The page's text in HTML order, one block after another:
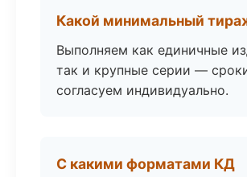
Какой минимальный
Выполняем как единичные
так и крупные серии —
согласуем индивидуально.
С какими форматами КД